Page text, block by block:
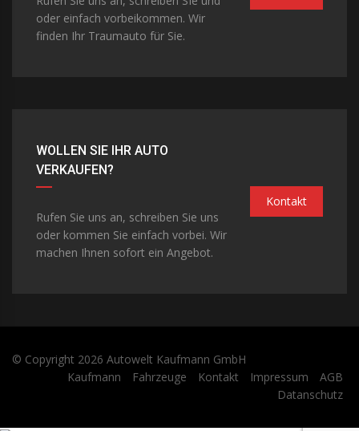
oder einfach vorbeikommen. Wir
finden Ihr Traumauto für Sie.
WOLLEN SIE IHR AUTO
VERKAUFEN?
Rufen Sie uns an, schreiben Sie uns
oder kommen Sie einfach vorbei. Wir
machen Ihnen sofort ein Angebot.
Kontakt
© Copyright 2026 Autowelt Kaufmann GmbH
Kaufmann
Fahrzeuge Kontakt Impressum
AGB
Datanschutz